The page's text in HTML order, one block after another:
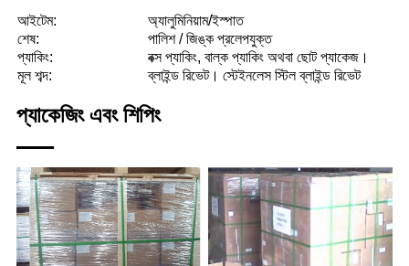
আইটেম:
অ্যালুমিনিয়াম/ইস্পাত
শেষ:
পালিশ / জিঙ্ক প্রলেপযুক্ত
প্যাকিং:
বক্স প্যাকিং, বাল্ক প্যাকিং অথবা ছোট প্যাকেজ।
মূল শব্দ:
ব্লাইন্ড রিভেট। স্টেইনলেস স্টিল ব্লাইন্ড রিভেট
প্যাকেজিং এবং শিপিং